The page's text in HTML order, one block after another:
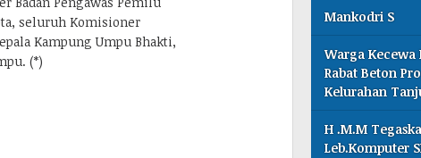
seluruh Komisioner
Kampung Umpu Bhakti,
(*)
Mankodri S
Warga
Rabat Beton
Kelurahan
H .M.M
Leb.Komputer